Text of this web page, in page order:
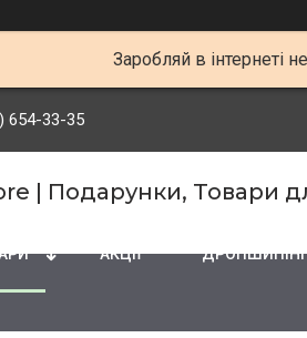
Заробляй в інтернеті
654-33-35
| Подарунки, Товари
АКЦІЇ